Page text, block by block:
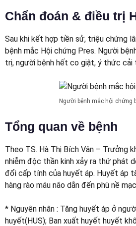
Chẩn đoán & điều trị
Sau khi kết hợp tiền sử, triệu chứng
bệnh mắc Hội chứng Pres. Người
trị, người bệnh hết co giật, ý thức cải
Người bệnh mắc hội chứng
Tổng quan về bệnh
Theo TS. Hà Thị Bích Vân – Trưởng
nhiễm độc thần kinh xảy ra thứ phát
đổi cấp tính của huyết áp. Huyết áp
hàng rào máu não dẫn đến phù nề
* Nguyên nhân : Tăng huyết áp ở
huyết(HUS); Ban xuất huyết huyết